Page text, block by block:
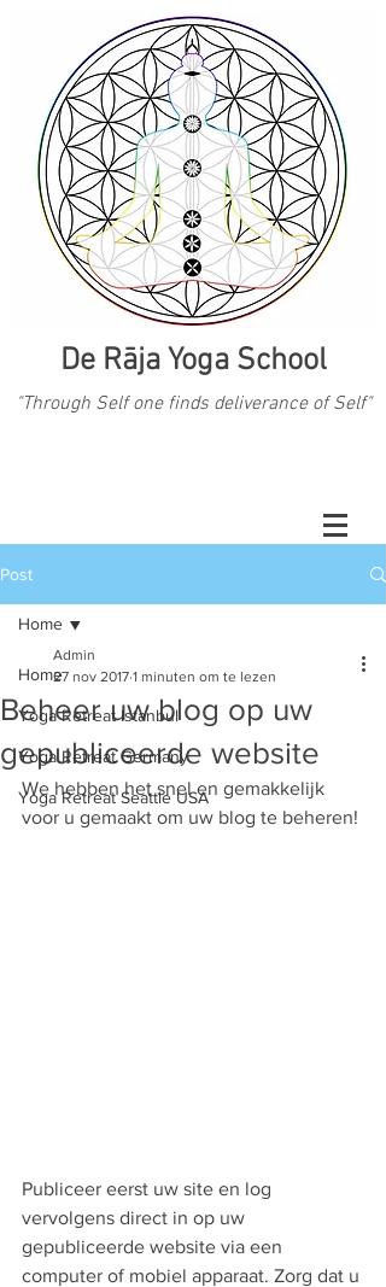
De Rāja Yoga School
"Through Self one finds deliverance of Self"
Post
Home
Yoga Retreat Istanbul
Yoga Retreat Germany
Yoga Retreat Seattle USA
Home
Beheer uw blog op uw
gepubliceerde website
Admin
27 nov 2017 1 minuten om te lezen
We hebben het snel en gemakkelijk
voor u gemaakt om uw blog te beheren!
Publiceer eerst uw site en log
vervolgens direct in op uw
gepubliceerde website via een
computer of mobiel apparaat. Zorg dat u